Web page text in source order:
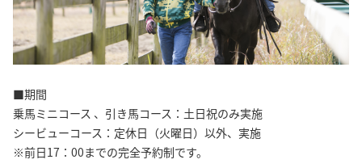
■期間
乗馬ミニコース 、引き馬コース：土日祝のみ実施
シービューコース：定休日（火曜日）以外、実施
※前日17：00までの完全予約制です。